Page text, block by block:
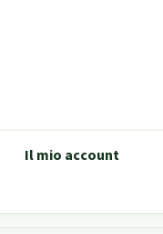
Il mio account